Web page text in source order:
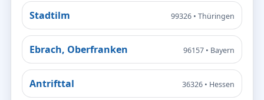
Stadtilm 99326 • Thüringen
Ebrach, Oberfranken 96157 • Bayern
Antrifttal 36326 • Hessen